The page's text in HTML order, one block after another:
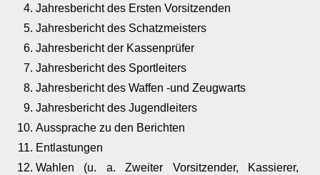
Jahresbericht des Ersten Vorsitzenden
Jahresbericht des Schatzmeisters
Jahresbericht der Kassenprüfer
Jahresbericht des Sportleiters
Jahresbericht des Waffen -und Zeugwarts
Jahresbericht des Jugendleiters
Aussprache zu den Berichten
Entlastungen
Wahlen (u. a. Zweiter Vorsitzender, Kassierer,